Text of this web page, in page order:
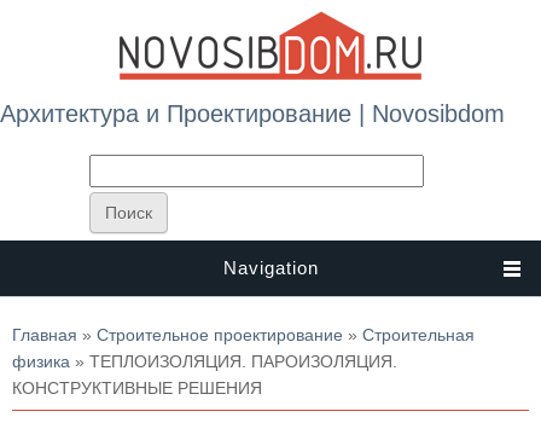
Архитектура и Проектирование | Novosibdom
Navigation
Вы здесь
Главная » Строительное проектирование » Строительная
физика » ТЕПЛОИЗОЛЯЦИЯ. ПАРОИЗОЛЯЦИЯ.
КОНСТРУКТИВНЫЕ РЕШЕНИЯ